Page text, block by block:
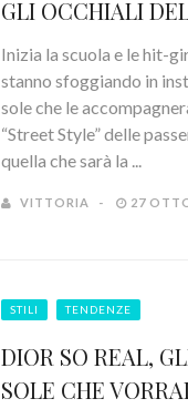
GLI OCCHIALI
Inizia la scuola e le hit-
stanno sfoggiando in
sole che le
“Street Style” delle
quella che sarà la ...
VITTORIA 27
STILI TENDENZE
DIOR SO REAL,
SOLE CHE